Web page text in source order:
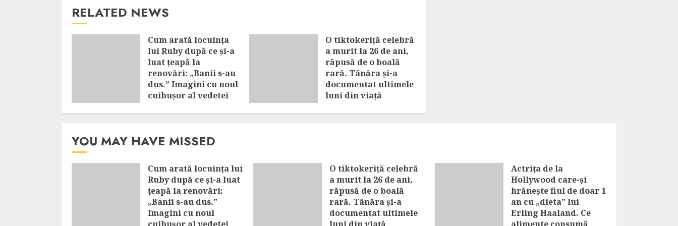
RELATED NEWS
Cum arată locuința
lui Ruby după ce și-a
luat țeapă la
renovări: „Banii s-au
dus.” Imagini cu noul
cuibușor al vedetei
O tiktokeriță celebră
a murit la 26 de ani,
răpusă de o boală
rară. Tânăra și-a
documentat ultimele
luni din viață
YOU MAY HAVE MISSED
Cum arată locuința lui
Ruby după ce și-a luat
țeapă la renovări:
„Banii s-au dus.”
Imagini cu noul
O tiktokeriță celebră
a murit la 26 de ani,
răpusă de o boală
rară. Tânăra și-a
documentat ultimele
Actrița de la
Hollywood care-și
hrănește fiul de doar 1
an cu „dieta” lui
Erling Haaland. Ce